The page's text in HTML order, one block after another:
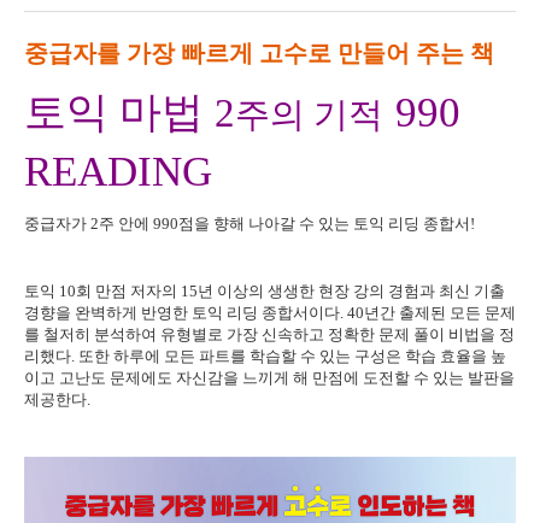
중급자를 가장 빠르게 고수로 만들어 주는 책
토익 마법 2주의 기적 990
READING
중급자가 2주 안에 990점을 향해 나아갈 수 있는 토익 리딩 종합서 !
토익 10회 만점 저자의 15년 이상의 생생한 현장 강의 경험과 최신 기출
경향을 완벽하게 반영한 토익 리딩 종합서이다 . 40년간 출제된 모든 문제
를 철저히 분석하여 유형별로 가장 신속하고 정확한 문제 풀이 비법을 정
리했다 또한 하루에 모든 파트를 학습할 수 있는 구성은 학습 효율을 높
이고 고난도 문제에도 자신감을 느끼게 해 만점에 도전할 수 있는 발판을
제공한다